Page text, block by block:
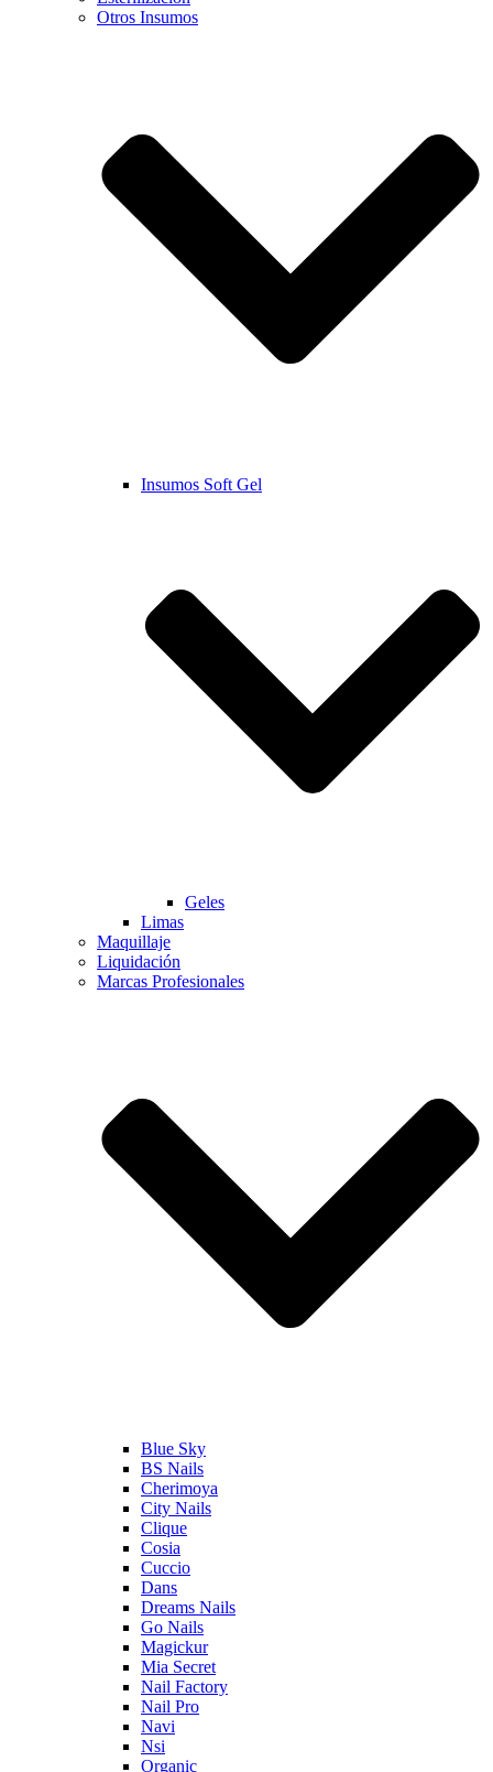
Otros Insumos
Insumos Soft Gel
Geles
Limas
Maquillaje
Liquidación
Marcas Profesionales
Blue Sky
BS Nails
Cherimoya
City Nails
Clique
Cosia
Cuccio
Dans
Dreams Nails
Go Nails
Magickur
Mia Secret
Nail Factory
Nail Pro
Navi
Nsi
Organic